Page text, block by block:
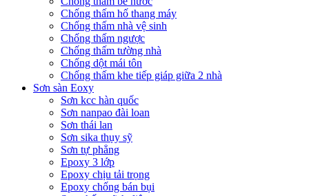
Chống thấm hố thang máy
Chống thấm nhà vệ sinh
Chống thấm ngược
Chống thấm tường nhà
Chống dột mái tôn
Chống thấm khe tiếp giáp giữa 2 nhà
Sơn sàn Eoxy
Sơn kcc hàn quốc
Sơn nanpao đài loan
Sơn thái lan
Sơn sika thụy sỹ
Sơn tự phẳng
Epoxy 3 lớp
Epoxy chịu tải trọng
Epoxy chống bán bụi